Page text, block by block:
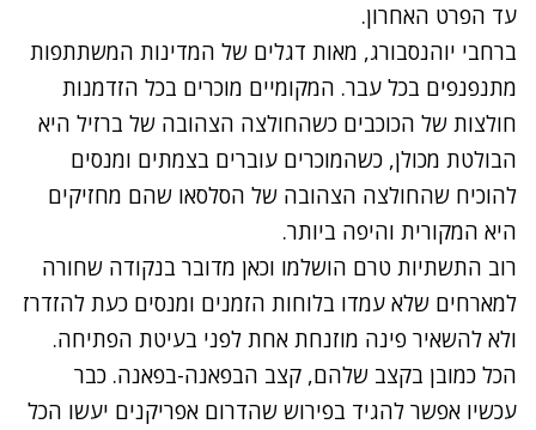
עד הפרט האחרון.
ברחבי יוהנסבורג, מאות דגלים של המדינות המשתתפות
מתנפנפים בכל עבר. המקומיים מוכרים בכל הזדמנות
חולצות של הכוכבים כשהחולצה הצהובה של ברזיל היא
הבולטת מכולן, כשהמוכרים עוברים בצמתים ומנסים
להוכיח שהחולצה הצהובה של הסלסאו שהם מחזיקים
היא המקורית והיפה ביותר.
רוב התשתיות טרם הושלמו וכאן מדובר בנקודה שחורה
למארחים שלא עמדו בלוחות הזמנים ומנסים כעת להזדרז
ולא להשאיר פינה מוזנחת אחת לפני בעיטת הפתיחה.
הכל כמובן בקצב שלהם, קצב הבפאנה-בפאנה. כבר
עכשיו אפשר להגיד בפירוש שהדרום אפריקנים יעשו הכל